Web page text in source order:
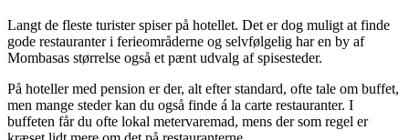
Langt de fleste turister spiser på hotellet. Det er dog muligt at finde
gode restauranter i ferieområderne og selvfølgelig har en by af
Mombasas størrelse også et pænt udvalg af spisesteder.
På hoteller med pension er der, alt efter standard, ofte tale om buffet,
men mange steder kan du også finde á la carte restauranter. I
buffeten får du ofte lokal metervaremad, mens der som regel er